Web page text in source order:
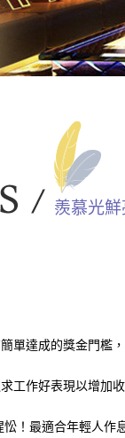
羨慕光
單達成的獎金門檻
工作好表現以增加收
！最適合年輕人作